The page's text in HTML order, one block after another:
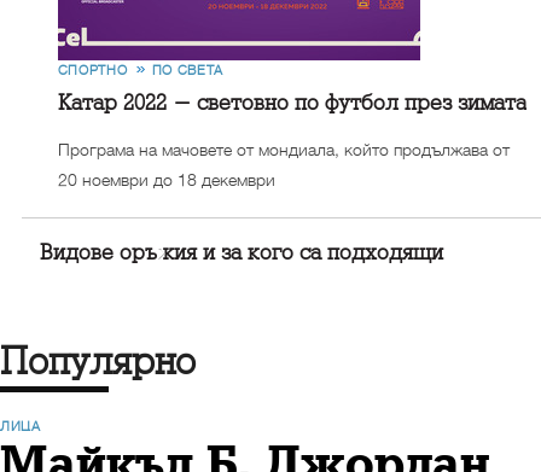
СПОРТНО ПО СВЕТА
Катар 2022 - световно по футбол през зимата
Програма на мачовете от мондиала, който продължава от
20 ноември до 18 декември
Видове оръжия и за кого са подходящи
Популярно
ЛИЦА